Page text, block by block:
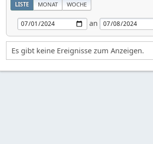
LISTE MONAT WOCHE
an
Es gibt keine Ereignisse zum Anzeigen.